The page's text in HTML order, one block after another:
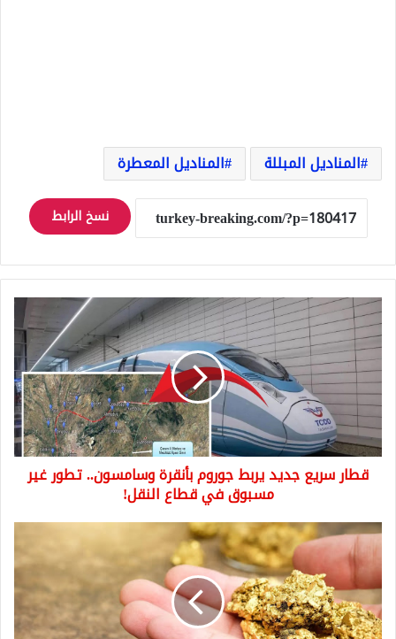
المناديل المبللة المناديل المعطرة
نسخ الرابط
قطار
سريع
جديد
يربط
جوروم
بأنقرة
وسامسون..
تطور
غير
مسبوق
النقل!
قطار سريع جديد يربط جوروم بأنقرة وسامسون.. تطور غير
مسبوق في قطاع النقل!
أكبر
اكتشاف
للمعادن
الثمينة
في
العالم..